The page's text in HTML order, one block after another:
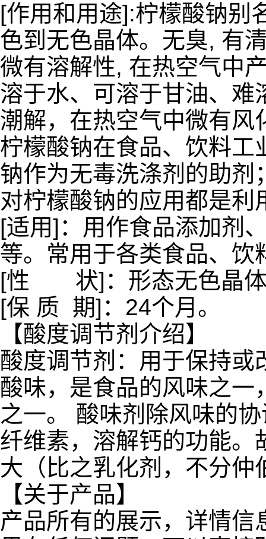
[作用和用途]:柠檬酸钠别
色到无色晶体。无臭, 有
微有溶解性, 在热空气中
溶于水、可溶于甘油、难
潮解，在热空气中微有
柠檬酸钠在食品、饮料工
钠作为无毒洗涤剂的助
对柠檬酸钠的应用都是利
[适用]：用作食品添加剂
等。常用于各类食品、饮
[性 状]：形态无色晶体
[保 质 期]：24个月。
【酸度调节剂介绍】
酸度调节剂：用于保持
酸味，是食品的风味之
之一。 酸味剂除风味的
纤维素，溶解钙的功能。
大（比之乳化剂，不分仲
【关于产品】
产品所有的展示，详情